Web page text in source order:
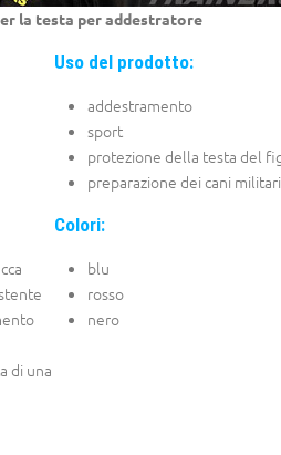
la testa per addestratore
Uso del prodotto:
addestramento
sport
protezione della testa del
preparazione dei cani
di una
Colori:
blu
rosso
nero